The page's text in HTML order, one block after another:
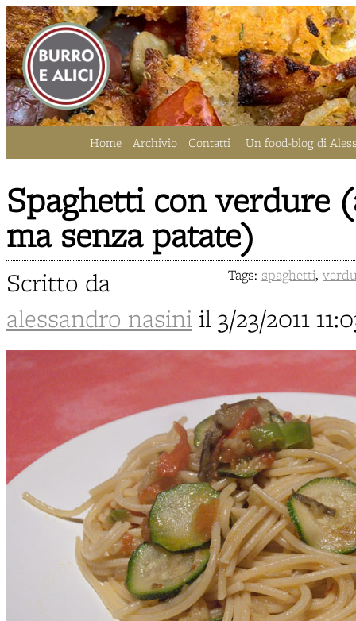
Home Archivio Contatti Un food-blog di
Spaghetti con verdure
ma senza patate)
Tags: spaghetti,
Scritto da
alessandro nasini il 3/23/2011